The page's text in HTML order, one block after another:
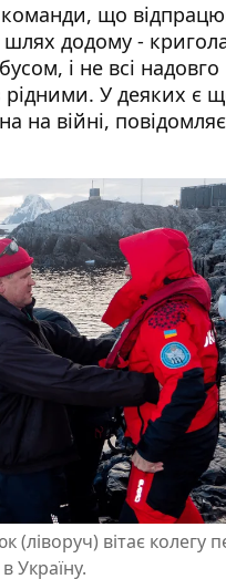
команди, що
шлях додому -
і не всі надовго
рідними. У деяких є
на війні, повідомляє
(ліворуч) вітає колегу
Україну.